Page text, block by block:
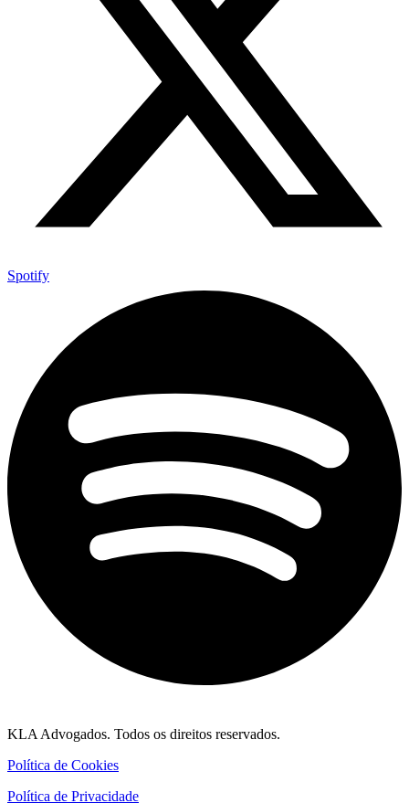
Spotify
KLA Advogados. Todos os direitos reservados.
Política de Cookies
Política de Privacidade